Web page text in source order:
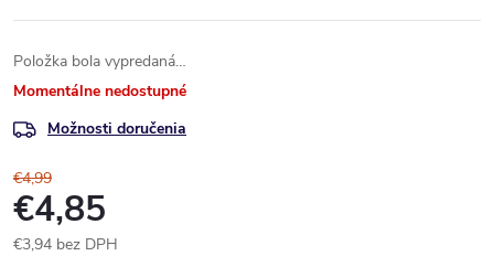
Položka bola vypredaná…
Momentálne nedostupné
Možnosti doručenia
€4,99
€4,85
€3,94 bez DPH